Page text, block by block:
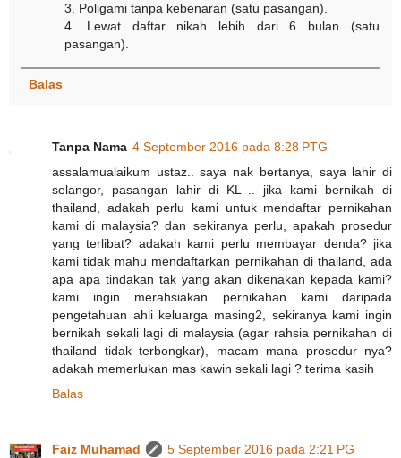
3. Poligami tanpa kebenaran (satu pasangan).
4. Lewat daftar nikah lebih dari 6 bulan (satu
pasangan).
Balas
Tanpa Nama 4 September 2016 pada 8:28 PTG
assalamualaikum ustaz.. saya nak bertanya, saya lahir di
selangor, pasangan lahir di KL .. jika kami bernikah di
thailand, adakah perlu kami untuk mendaftar pernikahan
kami di malaysia? dan sekiranya perlu, apakah prosedur
yang terlibat? adakah kami perlu membayar denda? jika
kami tidak mahu mendaftarkan pernikahan di thailand, ada
apa apa tindakan tak yang akan dikenakan kepada kami?
kami ingin merahsiakan pernikahan kami daripada
pengetahuan ahli keluarga masing2, sekiranya kami ingin
bernikah sekali lagi di malaysia (agar rahsia pernikahan di
thailand tidak terbongkar), macam mana prosedur nya?
adakah memerlukan mas kawin sekali lagi ? terima kasih
Balas
Faiz Muhamad
5 September 2016 pada 2:21 PG